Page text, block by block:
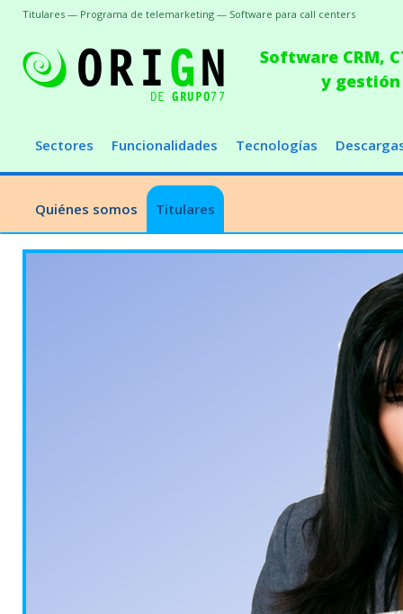
Software CRM,
y
Sectores Funcionalidades Tecnologías
Quiénes somos Titulares
Titulares — Programa de telemarketing — Software para call centers